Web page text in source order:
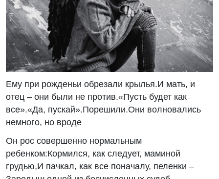
Ему при рожденьи обрезали крылья.И мать, и
отец – они были не против.«Пусть будет как
все».«Да, пускай».Порешили.Они волновались
немного, но вроде
Он рос совершенно нормальным
ребенком:Кормился, как следует, маминой
грудью,И пачкал, как все поначалу, пеленки –